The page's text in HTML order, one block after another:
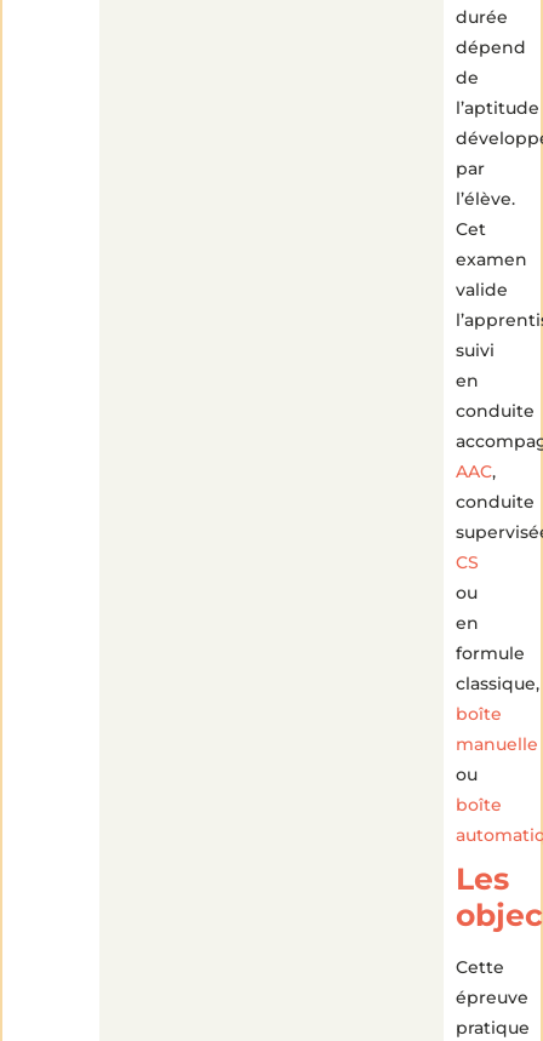
durée
dépend
de
l’aptitude
par
l’élève.
Cet
examen
valide
suivi
en
conduite
AAC,
conduite
CS
ou
en
formule
classique,
boîte
manuelle
ou
boîte
Les
Cette
épreuve
pratique